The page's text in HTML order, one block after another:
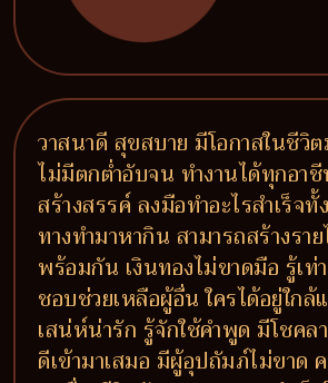
วาสนาดี สุขสบาย มีโอกาสในชีวิ
ไม่มีตกต่ำอับจน ทำงานได้ทุกอา
สร้างสรรค์ ลงมือทำอะไรสำเร็จ
ทางทำมาหากิน สามารถสร้างรา
พร้อมกัน เงินทองไม่ขาดมือ รู้เ
ชอบช่วยเหลือผู้อื่น ใครได้อยู่ใกล้
เสน่ห์น่ารัก รู้จักใช้คำพูด มีโชคล
ดีเข้ามาเสมอ มีผู้อุปถัมภ์ไม่ขาด